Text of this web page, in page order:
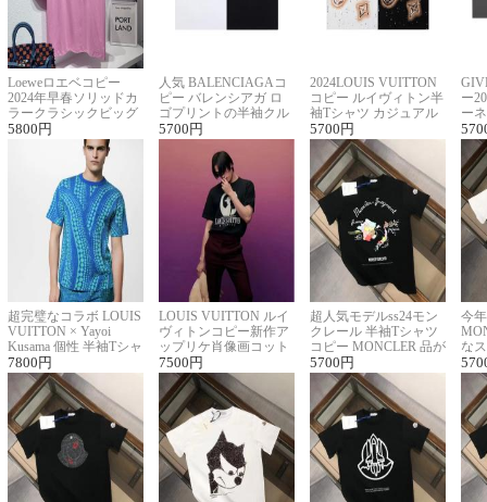
Loeweロエベコピー
2024年早春ソリッドカ
ラークラシックビッグ
ロゴ刺繍Tシャツ
5800 円
人気 BALENCIAGAコ
ピー バレンシアガ ロ
ゴプリントの半袖クル
ーネックTシャツ
5700 円
2024LOUIS VUITTON
コピー ルイヴィトン半
袖Tシャツ カジュアル
に馴染む 2色展開
5700 円
ー
ー
ー
超完璧なコラボ LOUIS
VUITTON × Yayoi
Kusama 個性 半袖Tシャ
ツコピー男女兼用
7800 円
LOUIS VUITTON ルイ
ヴィトンコピー新作ア
ップリケ肖像画コット
ンニット半袖Tシャツ
7500 円
超人気モデルss24モン
クレール 半袖Tシャツ
コピー MONCLER 品が
良く見た目
5700 円
今
な
ル